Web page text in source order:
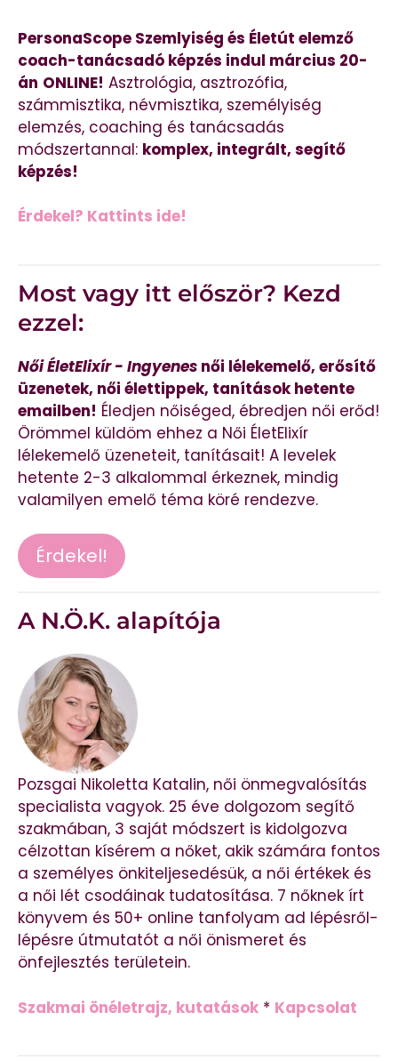
PersonaScope Szemlyiség és Életút elemző
coach-tanácsadó képzés indul március 20-
án ONLINE! Asztrológia, asztrozófia,
számmisztika, névmisztika, személyiség
elemzés, coaching és tanácsadás
módszertannal: komplex, integrált, segítő
képzés!
Érdekel? Kattints ide!
Most vagy itt először? Kezd
ezzel:
Női ÉletElixír - Ingyenes női lélekemelő, erősítő
üzenetek, női élettippek, tanítások hetente
emailben! Éledjen nőiséged, ébredjen női erőd!
Örömmel küldöm ehhez a Női ÉletElixír
lélekemelő üzeneteit, tanításait! A levelek
hetente 2-3 alkalommal érkeznek, mindig
valamilyen emelő téma köré rendezve.
Érdekel!
A N.Ö.K. alapítója
Pozsgai Nikoletta Katalin, női önmegvalósítás
specialista vagyok. 25 éve dolgozom segítő
szakmában, 3 saját módszert is kidolgozva
célzottan kísérem a nőket, akik számára fontos
a személyes önkiteljesedésük, a női értékek és
a női lét csodáinak tudatosítása. 7 nőknek írt
könyvem és 50+ online tanfolyam ad lépésről-
lépésre útmutatót a női önismeret és
önfejlesztés területein.
Szakmai önéletrajz, kutatások * Kapcsolat